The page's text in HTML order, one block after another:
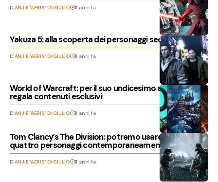
DiANJIE "AERIS" DI GIULIO 11 anni fa
Yakuza 5: alla scoperta dei personaggi secondari
DiANJIE "AERIS" DI GIULIO 11 anni fa
World of Warcraft: per il suo undicesimo anniversario
regala contenuti esclusivi
DiANJIE "AERIS" DI GIULIO 11 anni fa
Tom Clancy’s The Division: potremo usare fino a
quattro personaggi contemporaneamente
DiANJIE "AERIS" DI GIULIO 11 anni fa